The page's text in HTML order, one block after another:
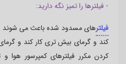
- فیلترها را تمیز نگه دارید:
فیلترهای مسدود شده باعث می شوند
کند و گرمای بیش تری کار کند و
کردن مکرر فیلترهای کمپرسور هوا و